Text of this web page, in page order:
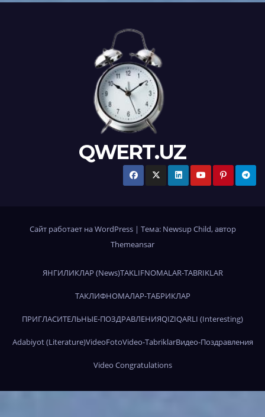
QWERT.UZ
Сайт работает на WordPress | Тема: Newsup Child, автор
Themeansar
ЯНГИЛИКЛАР (News)TAKLIFNOMALAR-TABRIKLAR
ТАКЛИФНОМАЛАР-ТАБРИКЛАР
ПРИГЛАСИТЕЛЬНЫЕ-ПОЗДРАВЛЕНИЯQIZIQARLI (Interesting)
Adabiyot (Literature)VideoFotoVideo-TabriklarВидео-Поздравления
Video Congratulations